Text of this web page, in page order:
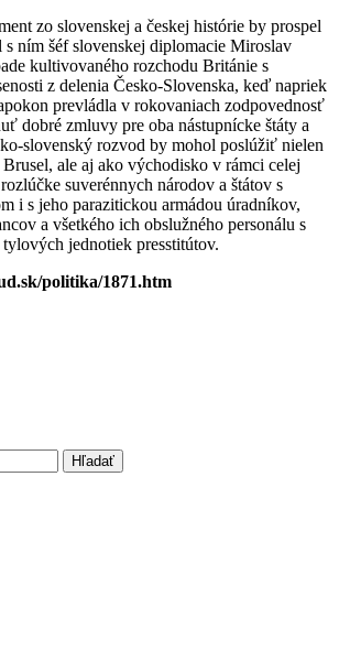
zo slovenskej a českej histórie by prospel
ním šéf slovenskej diplomacie Miroslav
kultivovaného rozchodu Británie s
z delenia Česko-Slovenska, keď napriek
prevládla v rokovaniach zodpovednosť
dobré zmluvy pre oba nástupnícke štáty a
slovenský rozvod by mohol poslúžiť nielen
ale aj ako východisko v rámci celej
suverénnych národov a štátov s
i s jeho parazitickou armádou úradníkov,
a všetkého ich obslužného personálu s
jednotiek presstitútov.
politika/1871.htm